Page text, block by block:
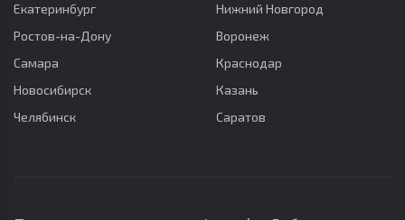
Екатеринбург
Нижний Новгород
Ростов-на-Дону
Воронеж
Самара
Краснодар
Новосибирск
Казань
Челябинск
Саратов